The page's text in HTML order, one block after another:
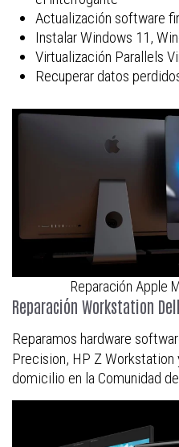
Actualización software
Instalar Windows 11,
Virtualización Parallels
Recuperar datos
Reparación Apple
Reparación Workstation
Reparamos hardware
Precision, HP Z Workstation
domicilio en la Comunidad